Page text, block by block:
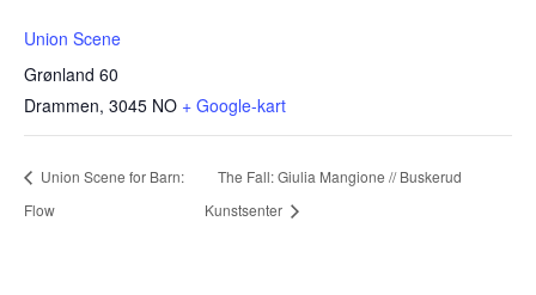
Union Scene
Grønland 60
Drammen, 3045 NO + Google-kart
Union Scene for Barn:
Flow
The Fall: Giulia Mangione // Buskerud
Kunstsenter